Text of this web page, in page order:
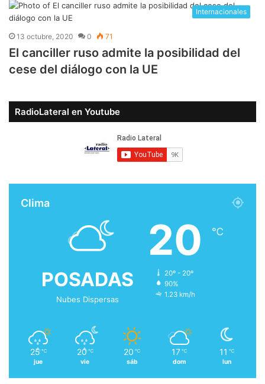
Internacionales
13 octubre, 2020 0 71
El canciller ruso admite la posibilidad del
cese del diálogo con la UE
RadioLateral en Youtube
Clima
POSADAS
Nubes Dispersas
20 ℃
20º - 20º
90%
1.23 km/h
25 ℃
jue
20 ℃
vie
20 ℃
sáb
17 ℃
dom
11 ℃
lun